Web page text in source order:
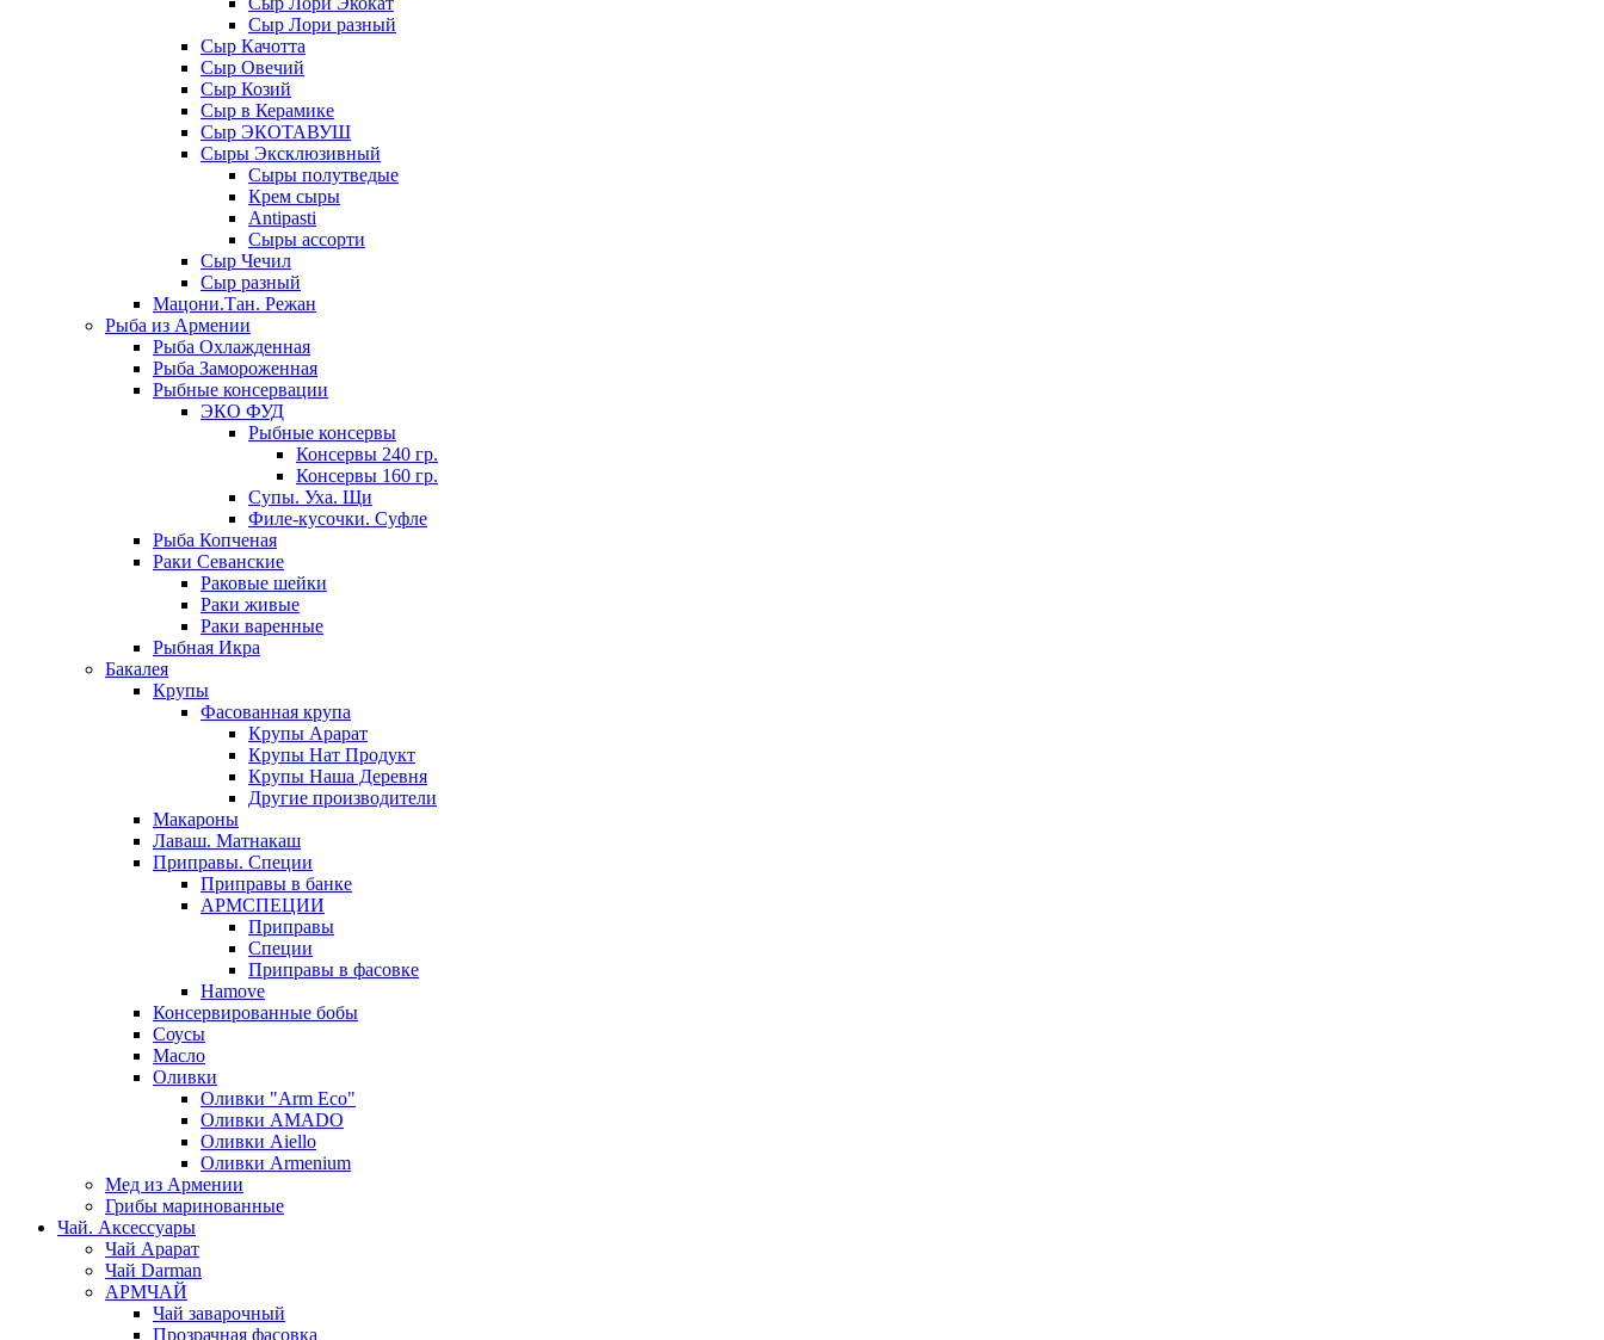
Сыр Лори разный
Сыр Качотта
Сыр Овечий
Сыр Козий
Сыр в Керамике
Сыр ЭКОТАВУШ
Сыры Эксклюзивный
Сыры полутведые
Крем сыры
Antipasti
Сыры ассорти
Сыр Чечил
Сыр разный
Мацони.Тан. Режан
Рыба из Армении
Рыба Охлажденная
Рыба Замороженная
Рыбные консервации
ЭКО ФУД
Рыбные консервы
Консервы 240 гр.
Консервы 160 гр.
Супы. Уха. Щи
Филе-кусочки. Суфле
Рыба Копченая
Раки Севанские
Раковые шейки
Раки живые
Раки варенные
Рыбная Икра
Бакалея
Крупы
Фасованная крупа
Крупы Арарат
Крупы Нат Продукт
Крупы Наша Деревня
Другие производители
Макароны
Лаваш. Матнакаш
Приправы. Специи
Приправы в банке
АРМСПЕЦИИ
Приправы
Специи
Приправы в фасовке
Hamove
Консервированные бобы
Соусы
Масло
Оливки
Оливки "Arm Eco"
Оливки AMADO
Оливки Aiello
Оливки Armenium
Мед из Армении
Грибы маринованные
Чай. Аксессуары
Чай Арарат
Чай Darman
АРМЧАЙ
Чай заварочный
Прозрачная фасовка